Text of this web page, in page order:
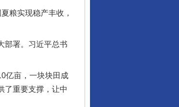
粮实现稳产丰收，
署。习近平总书
亿亩，一块块田成
了重要支撑，让中